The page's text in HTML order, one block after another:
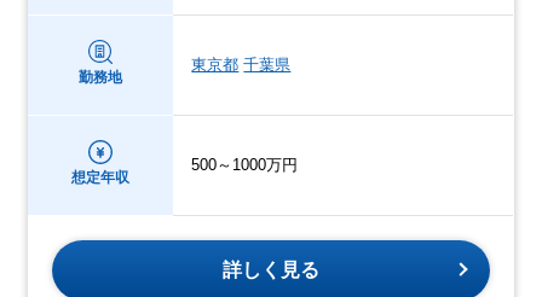
勤務地
東京都 千葉県
想定年収
500～1000万円
詳しく見る